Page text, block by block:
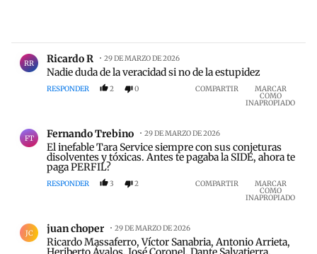
RR Ricardo R 29 DE MARZO DE 2026
Nadie duda de la veracidad si no de la estupidez
RESPONDER 2 0 COMPARTIR MARCAR
COMO
INAPROPIADO
FT Fernando Trebino 29 DE MARZO DE 2026
El inefable Tara Service siempre con sus conjeturas
disolventes y tóxicas. Antes te pagaba la SIDE, ahora te
paga PERFIL?
RESPONDER 3 2 COMPARTIR MARCAR
COMO
INAPROPIADO
JC juan choper 29 DE MARZO DE 2026
Ricardo Massaferro, Víctor Sanabria, Antonio Arrieta,